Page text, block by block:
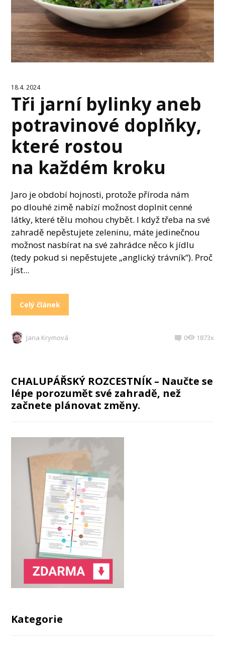
18.4. 2024
Tři jarní bylinky aneb
potravinové doplňky,
které rostou
na každém kroku
Jaro je období hojnosti, protože příroda nám
po dlouhé zimě nabízí možnost doplnit cenné
látky, které tělu mohou chybět. I když třeba na své
zahradě nepěstujete zeleninu, máte jedinečnou
možnost nasbírat na své zahrádce něco k jídlu
(tedy pokud si nepěstujete „anglický trávník“). Proč
jíst...
Celý článek
Jana Krymová 0 1873x
CHALUPÁŘSKÝ ROZCESTNÍK – Naučte se
lépe porozumět své zahradě, než
začnete plánovat změny.
Kategorie